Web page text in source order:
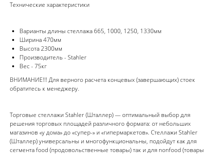
Технические характеристики
Варианты длины стеллажа 665, 1000, 1250, 1330мм
Ширина 470мм
Высота 2300мм
Производитель - Stahler
Вес - 75кг
ВНИМАНИЕ!!! Для верного расчета концевых (завершающих) стоек
обратитесь к менеджеру.
Торговые стеллажи Stahler (Шталлер) — оптимальный выбор для
решения торговых площадей различного формата: от небольших
магазинов «у дома» до «супер-» и «гипермаркетов». Стеллажи Stahler
(Шталлер) универсальны и многофункциональны, подойдут как для
сегмента food (продовольственные товары) так и для nonfood (товары